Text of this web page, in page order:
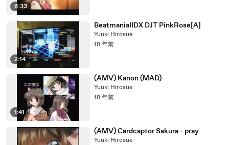
6:33
2:14
BeatmaniaIIDX DJT PinkRose[A]
Yuuki Hirosue
18 年前
1:41
(AMV) Kanon (MAD)
Yuuki Hirosue
18 年前
(AMV) Cardcaptor Sakura - pray
Yuuki Hirosue